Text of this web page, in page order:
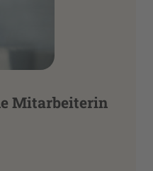
Mitarbeiterin